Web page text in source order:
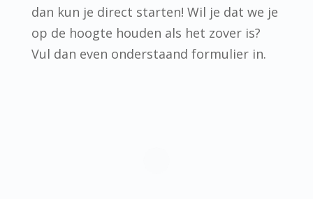
dan kun je direct starten! Wil je dat we je
op de hoogte houden als het zover is?
Vul dan even onderstaand formulier in.